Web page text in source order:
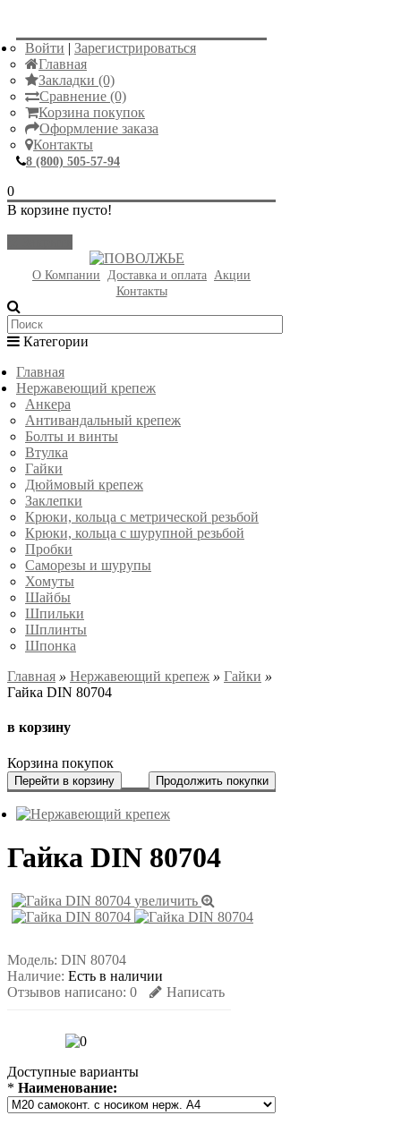
Войти | Зарегистрироваться
Главная
Закладки (0)
Сравнение (0)
Корзина покупок
Оформление заказа
Контакты
8 (800) 505-57-94
0
В корзине пусто!
О Компании Доставка и оплата Акции
Контакты
Категории
Главная
Нержавеющий крепеж
Анкера
Антивандальный крепеж
Болты и винты
Втулка
Гайки
Дюймовый крепеж
Заклепки
Крюки, кольца с метрической резьбой
Крюки, кольца с шурупной резьбой
Пробки
Саморезы и шурупы
Хомуты
Шайбы
Шпильки
Шплинты
Шпонка
Главная » Нержавеющий крепеж » Гайки »
Гайка DIN 80704
в корзину
Корзина покупок
Перейти в корзину Продолжить покупки
Гайка DIN 80704
увеличить
Модель: DIN 80704
Наличие: Есть в наличии
Отзывов написано: 0 Написать
Доступные варианты
* Наименование: